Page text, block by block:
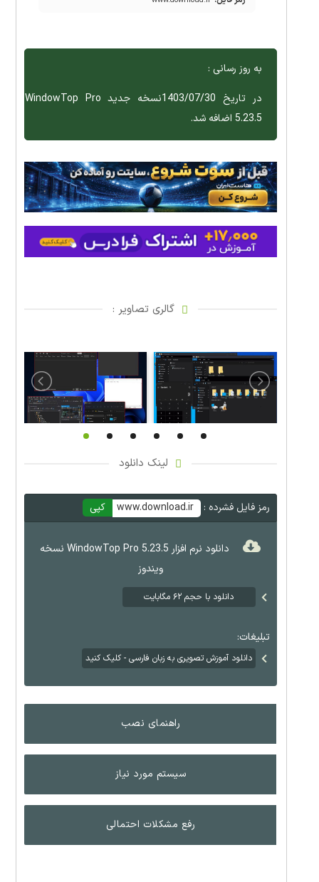
به روز رسانی :
در تاریخ 1403/07/30نسخه جدید WindowTop Pro
5.23.5 اضافه شد.
گالری تصاویر :
لینک دانلود
رمز فایل فشرده : www.download.ir کپی
دانلود نرم افزار WindowTop Pro 5.23.5 نسخه
ویندوز
دانلود با حجم ۶۲ مگابایت
تبلیغات:
دانلود آموزش تصویری به زبان فارسی - کلیک کنید
راهنمای نصب
سیستم مورد نیاز
رفع مشکلات احتمالی